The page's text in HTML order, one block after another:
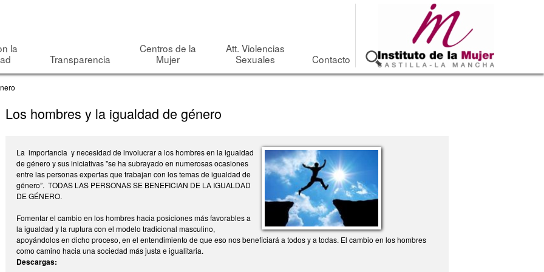
la
Transparencia
Centros de la
Mujer
Att. Violencias
Sexuales
Contacto
Formulario de búsqueda
Los hombres y la igualdad de género
La importancia y necesidad de involucrar a los hombres en la igualdad
de género y sus iniciativas "se ha subrayado en numerosas ocasiones
entre las personas expertas que trabajan con los temas de igualdad de
género”. TODAS LAS PERSONAS SE BENEFICIAN DE LA IGUALDAD
DE GÉNERO.
Fomentar el cambio en los hombres hacia posiciones más favorables a
la igualdad y la ruptura con el modelo tradicional masculino,
apoyándolos en dicho proceso, en el entendimiento de que eso nos beneficiará a todos y a todas. El cambio en los hombres
como camino hacia una sociedad más justa e igualitaria.
Descargas: